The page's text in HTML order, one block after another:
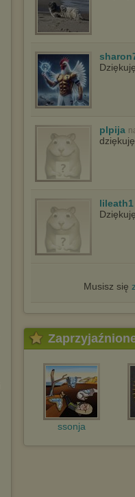
plpija
dziękuję
lileath1
Musisz się
ssonja